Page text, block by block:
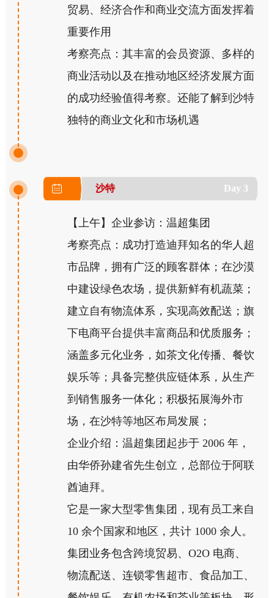
贸易、经济合作和商业交流方面发挥着
重要作用
考察亮点：其丰富的会员资源、多样的
商业活动以及在推动地区经济发展方面
的成功经验值得考察。还能了解到沙特
独特的商业文化和市场机遇
Day 3
沙特
【上午】企业参访：温超集团
考察亮点：成功打造迪拜知名的华人超
市品牌，拥有广泛的顾客群体；在沙漠
中建设绿色农场，提供新鲜有机蔬菜；
建立自有物流体系，实现高效配送；旗
下电商平台提供丰富商品和优质服务；
涵盖多元化业务，如茶文化传播、餐饮
娱乐等；具备完整供应链体系，从生产
到销售服务一体化；积极拓展海外市
场，在沙特等地区布局发展；
企业介绍：温超集团起步于 2006 年，
由华侨孙建省先生创立，总部位于阿联
酋迪拜。
它是一家大型零售集团，现有员工来自
10 余个国家和地区，共计 1000 余人。
集团业务包含跨境贸易、O2O 电商、
物流配送、连锁零售超市、食品加工、